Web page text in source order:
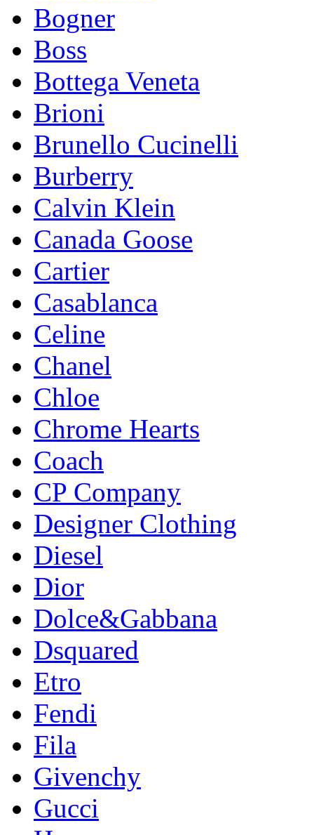
Bogner
Boss
Bottega Veneta
Brioni
Brunello Cucinelli
Burberry
Calvin Klein
Canada Goose
Cartier
Casablanca
Celine
Chanel
Chloe
Chrome Hearts
Coach
CP Company
Designer Clothing
Diesel
Dior
Dolce&Gabbana
Dsquared
Etro
Fendi
Fila
Givenchy
Gucci